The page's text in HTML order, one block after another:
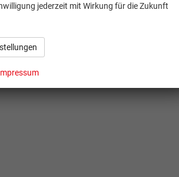
jederzeit mit Wirkung für die Zukunft